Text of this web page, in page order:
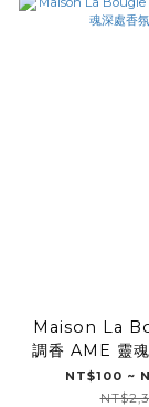
Maison La
調香 AME 靈魂
香
NT$100 ~